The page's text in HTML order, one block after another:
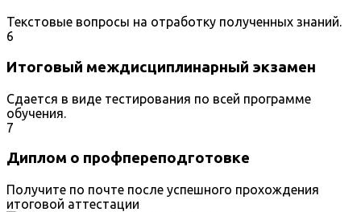
Текстовые вопросы на отработку полученных знаний.
6
Итоговый междисциплинарный экзамен
Сдается в виде тестирования по всей программе
обучения.
7
Диплом о профпереподготовке
Получите по почте после успешного прохождения
итоговой аттестации